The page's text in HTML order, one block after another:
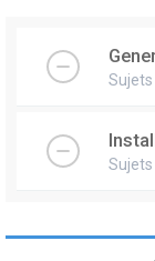
Sujets
Sujets